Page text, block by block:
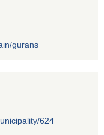
gurans
624